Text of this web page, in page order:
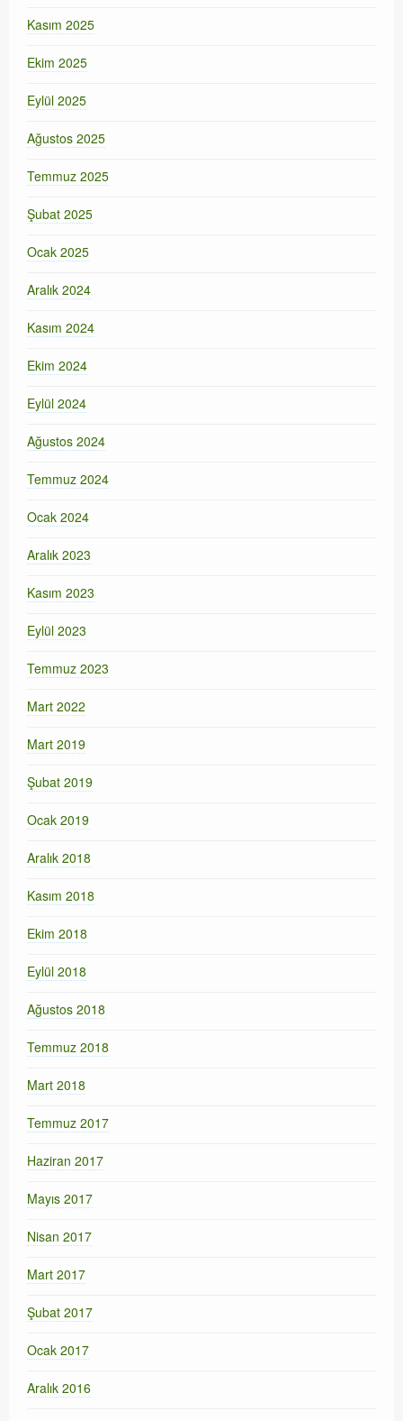
Kasım 2025
Ekim 2025
Eylül 2025
Ağustos 2025
Temmuz 2025
Şubat 2025
Ocak 2025
Aralık 2024
Kasım 2024
Ekim 2024
Eylül 2024
Ağustos 2024
Temmuz 2024
Ocak 2024
Aralık 2023
Kasım 2023
Eylül 2023
Temmuz 2023
Mart 2022
Mart 2019
Şubat 2019
Ocak 2019
Aralık 2018
Kasım 2018
Ekim 2018
Eylül 2018
Ağustos 2018
Temmuz 2018
Mart 2018
Temmuz 2017
Haziran 2017
Mayıs 2017
Nisan 2017
Mart 2017
Şubat 2017
Ocak 2017
Aralık 2016